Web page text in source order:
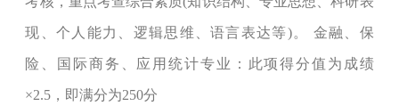
现、个人能力、逻辑思维、语言表达等)。 金融、保
险、国际商务、应用统计专业：此项得分值为成绩
×2.5，即满分为250分